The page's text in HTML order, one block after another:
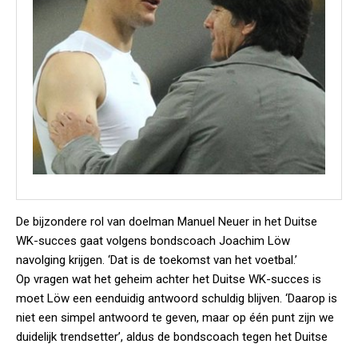
De bijzondere rol van doelman Manuel Neuer in het Duitse
WK-succes gaat volgens bondscoach Joachim Löw
navolging krijgen. ‘Dat is de toekomst van het voetbal.’
Op vragen wat het geheim achter het Duitse WK-succes is
moet Löw een eenduidig antwoord schuldig blijven. ‘Daarop is
niet een simpel antwoord te geven, maar op één punt zijn we
duidelijk trendsetter’, aldus de bondscoach tegen het Duitse